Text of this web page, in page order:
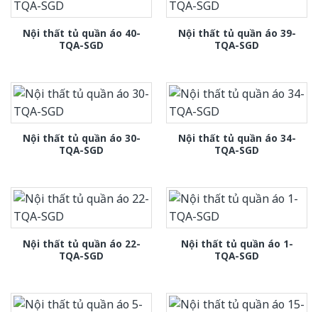
Nội thất tủ quần áo 40-
TQA-SGD
Nội thất tủ quần áo 39-
TQA-SGD
Nội thất tủ quần áo 30-
TQA-SGD
Nội thất tủ quần áo 34-
TQA-SGD
Nội thất tủ quần áo 22-
TQA-SGD
Nội thất tủ quần áo 1-
TQA-SGD